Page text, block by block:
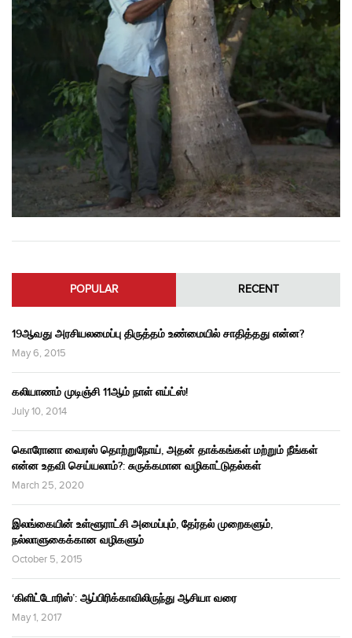
POPULAR RECENT
19ஆவது அரசியலமைப்பு திருத்தம் உண்மையில் சாதித்தது என்ன?
May 6, 2015
கலியாணம் முடிஞ்சி 11ஆம் நாள் எய்ட்ஸ்!
July 10, 2014
கொரோனா வைரஸ் தொற்றுநோய், அதன் தாக்கங்கள் மற்றும் நீங்கள்
என்ன உதவி செய்யலாம்?: சுருக்கமான வழிகாட்டுதல்கள்
March 25, 2020
இலங்கையின் உள்ளூராட்சி அமைப்பும், தேர்தல் முறைகளும்,
நல்லாளுகைக்கான வழிகளும்
October 5, 2015
‘கிளிட்டோரிஸ்’: ஆப்பிரிக்காவிலிருந்து ஆசியா வரை
May 1, 2017